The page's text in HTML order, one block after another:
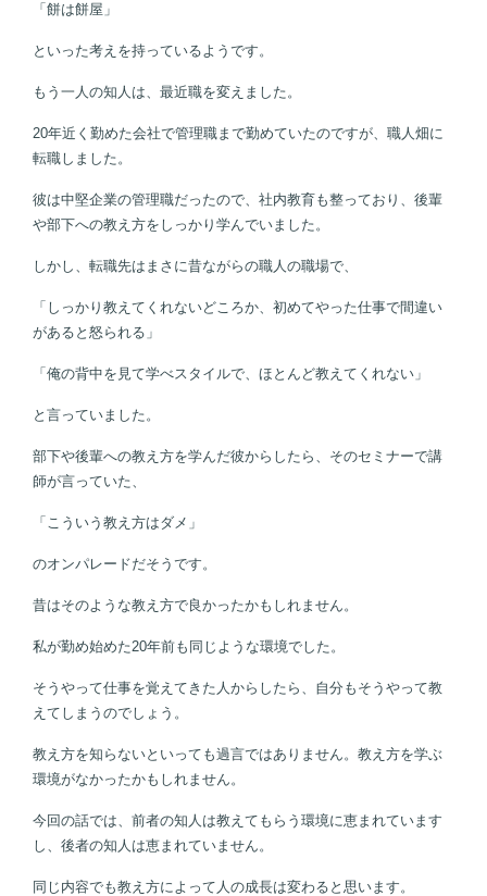
「餅は餅屋」
といった考えを持っているようです。
もう一人の知人は、最近職を変えました。
20年近く勤めた会社で管理職まで勤めていたのですが、職人畑に
転職しました。
彼は中堅企業の管理職だったので、社内教育も整っており、後輩
や部下への教え方をしっかり学んでいました。
しかし、転職先はまさに昔ながらの職人の職場で、
「しっかり教えてくれないどころか、初めてやった仕事で間違い
があると怒られる」
「俺の背中を見て学べスタイルで、ほとんど教えてくれない」
と言っていました。
部下や後輩への教え方を学んだ彼からしたら、そのセミナーで講
師が言っていた、
「こういう教え方はダメ」
のオンパレードだそうです。
昔はそのような教え方で良かったかもしれません。
私が勤め始めた20年前も同じような環境でした。
そうやって仕事を覚えてきた人からしたら、自分もそうやって教
えてしまうのでしょう。
教え方を知らないといっても過言ではありません。教え方を学ぶ
環境がなかったかもしれません。
今回の話では、前者の知人は教えてもらう環境に恵まれています
し、後者の知人は恵まれていません。
同じ内容でも教え方によって人の成長は変わると思います。